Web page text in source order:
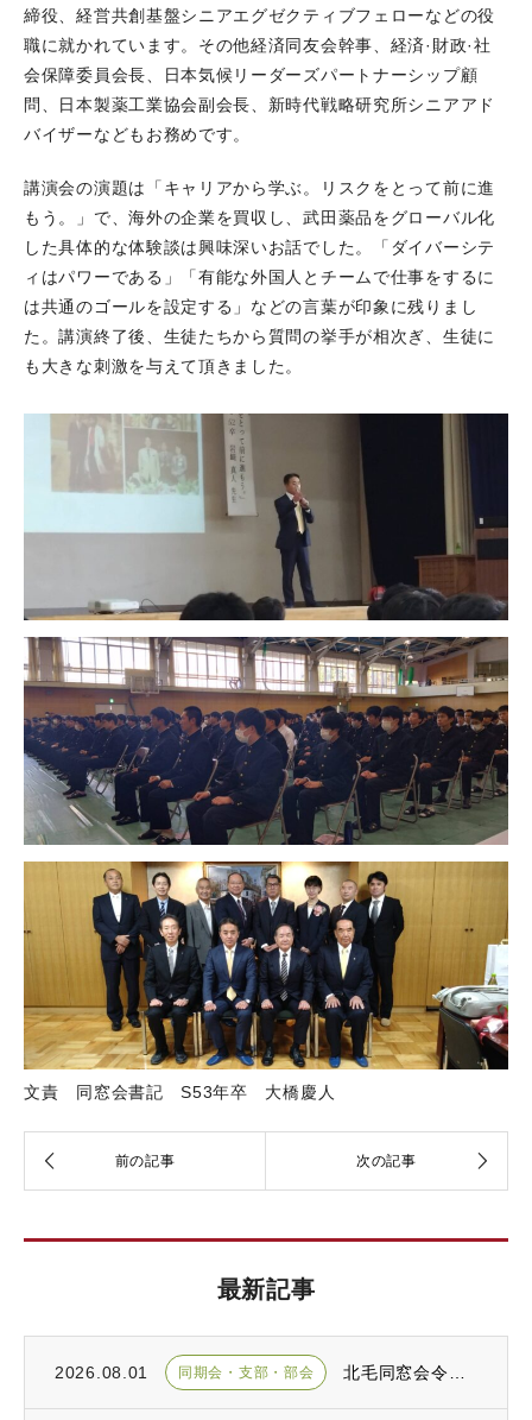
締役、経営共創基盤シニアエグゼクティブフェローなどの役
職に就かれています。その他経済同友会幹事、経済·財政·社
会保障委員会長、日本気候リーダーズパートナーシップ顧
問、日本製薬工業協会副会長、新時代戦略研究所シニアアド
バイザーなどもお務めです。
講演会の演題は「キャリアから学ぶ。リスクをとって前に進
もう。」で、海外の企業を買収し、武田薬品をグローバル化
した具体的な体験談は興味深いお話でした。「ダイバーシテ
ィはパワーである」「有能な外国人とチームで仕事をするに
は共通のゴールを設定する」などの言葉が印象に残りまし
た。講演終了後、生徒たちから質問の挙手が相次ぎ、生徒に
も大きな刺激を与えて頂きました。
文責 同窓会書記 S53年卒 大橋慶人
最新記事
2026.08.01 同期会・支部・部会